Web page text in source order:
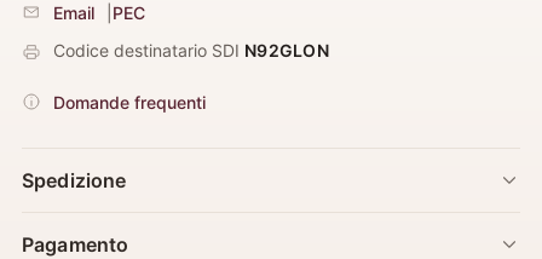
Email
PEC
Codice destinatario SDI N92GLON
Domande frequenti
Spedizione
Pagamento